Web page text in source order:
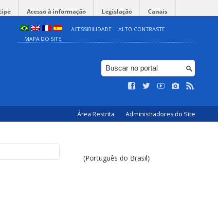
Acesso à informação Legislação Canais
ACESSIBILIDADE
ALTO CONTRASTE
MAPA DO SITE
Área Restrita Administradores do Site
(Português do Brasil)